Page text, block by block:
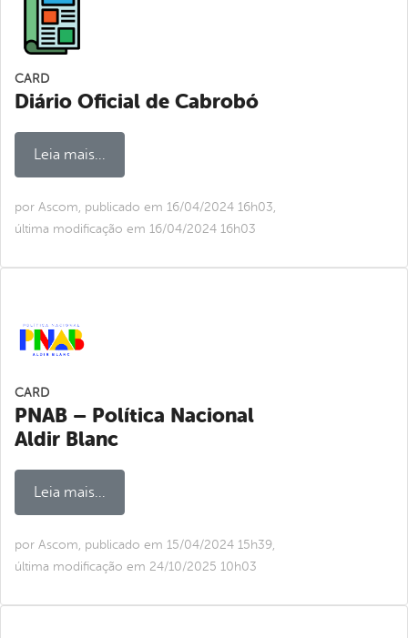
CARD
Diário Oficial de Cabrobó
Leia mais...
por Ascom, publicado em 16/04/2024 16h03,
última modificação em 16/04/2024 16h03
CARD
PNAB – Política Nacional
Aldir Blanc
Leia mais...
por Ascom, publicado em 15/04/2024 15h39,
última modificação em 24/10/2025 10h03